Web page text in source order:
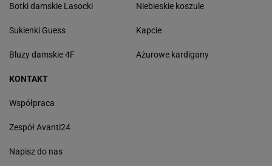
Botki damskie Lasocki
Sukienki Guess
Bluzy damskie 4F
Niebieskie koszule
Kapcie
Ażurowe kardigany
KONTAKT
Współpraca
Zespół Avanti24
Napisz do nas